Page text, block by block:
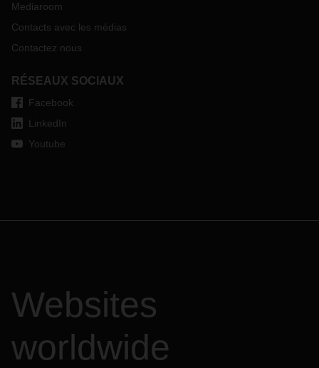
Mediaroom
Contacts avec les médias
Contactez nous
RÉSEAUX SOCIAUX
Facebook
LinkedIn
Youtube
Websites
worldwide